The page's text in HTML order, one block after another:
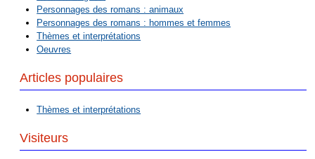
Personnages des romans : animaux
Personnages des romans : hommes et femmes
Thèmes et interprétations
Oeuvres
Articles populaires
Thèmes et interprétations
Visiteurs